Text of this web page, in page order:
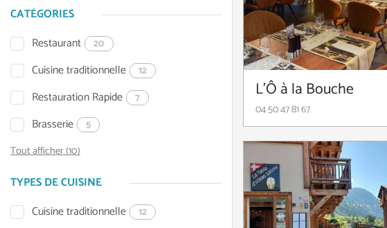
CATÉGORIES
Restaurant
20
Cuisine traditionnelle 12
Restauration Rapide 7
Brasserie
5
Tout afficher (10)
TYPES DE CUISINE
Cuisine traditionnelle
12
L'Ô à la Bouche
04 50 47 81 67